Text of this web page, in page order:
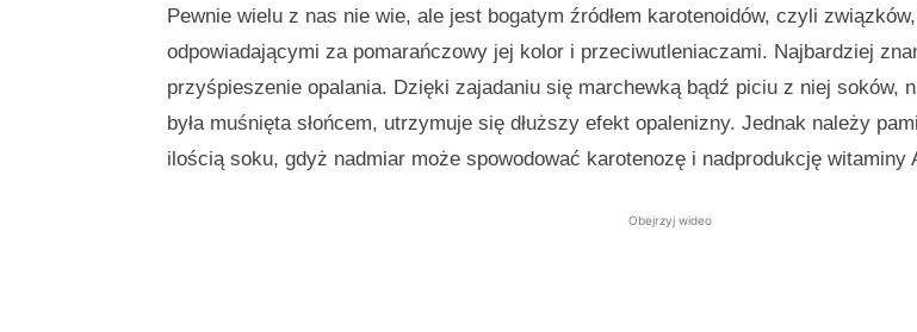
Pewnie wielu z nas nie wie, ale jest bogatym źródłem karotenoidów, czyli
odpowiadającymi za pomarańczowy jej kolor i przeciwutleniaczami. Najbardziej
przyśpieszenie opalania. Dzięki zajadaniu się marchewką bądź piciu z niej soków,
była muśnięta słońcem, utrzymuje się dłuższy efekt opalenizny. Jednak należy
ilością soku, gdyż nadmiar może spowodować karotenozę i nadprodukcję witaminy
Obejrzyj wideo